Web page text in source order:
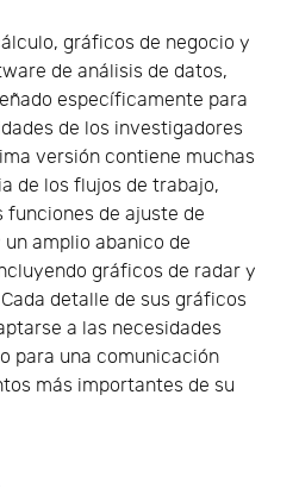
gráficos de negocio y
de análisis de datos,
específicamente para
de los investigadores
versión contiene muchas
de los flujos de trabajo,
funciones de ajuste de
amplio abanico de
gráficos de radar y
detalle de sus gráficos
a las necesidades
para una comunicación
más importantes de su